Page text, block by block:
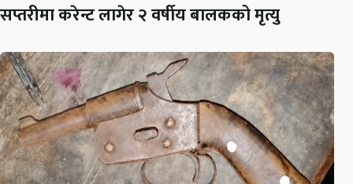
सप्तरीमा करेन्ट लागेर २ वर्षीय बालकको मृत्यु